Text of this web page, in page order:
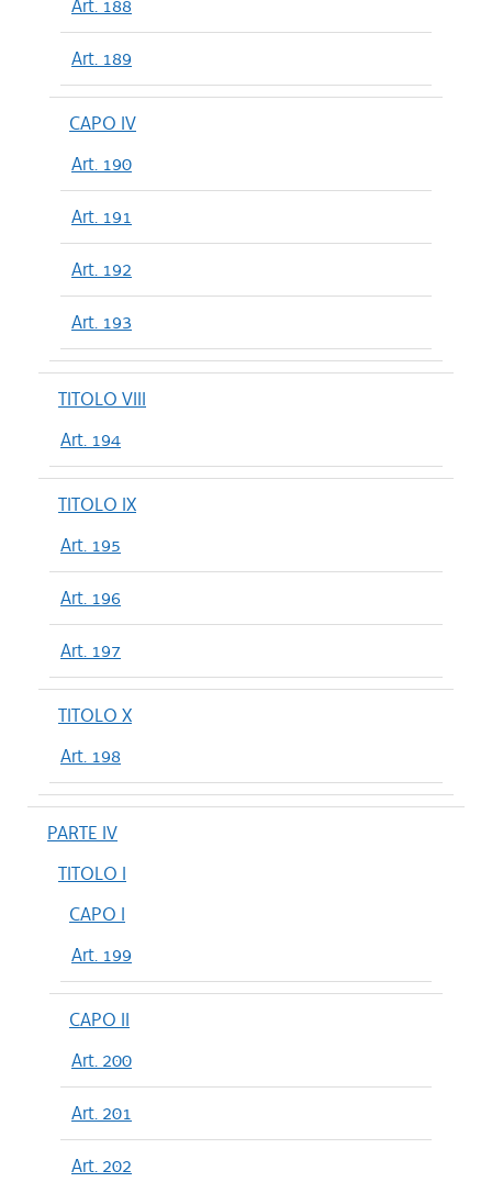
Art. 188
Art. 189
CAPO IV
Art. 190
Art. 191
Art. 192
Art. 193
TITOLO VIII
Art. 194
TITOLO IX
Art. 195
Art. 196
Art. 197
TITOLO X
Art. 198
PARTE IV
TITOLO I
CAPO I
Art. 199
CAPO II
Art. 200
Art. 201
Art. 202